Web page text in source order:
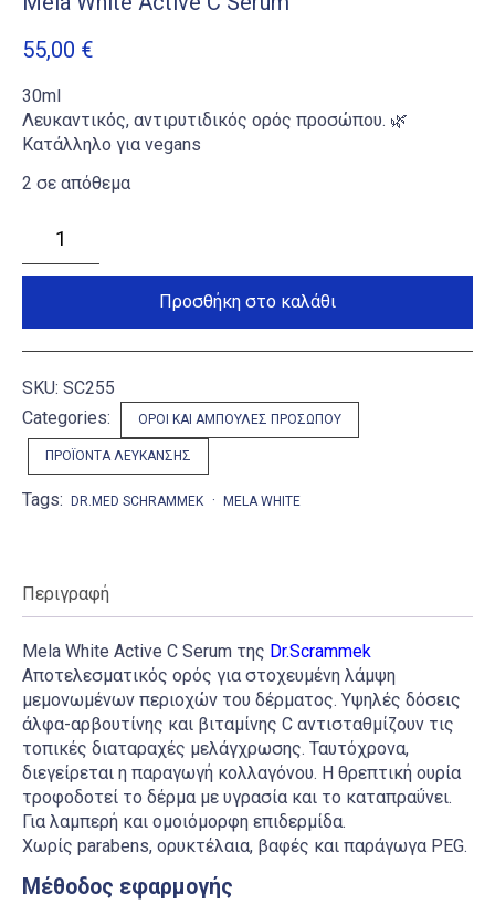
55,00 €
30ml
Λευκαντικός, αντιρυτιδικός ορός προσώπου. 🌿
Κατάλληλο για vegans
2 σε απόθεμα
C
Προσθήκη στο καλάθι
SKU: SC255
Categories:
ΟΡΟΊ ΚΑΙ ΑΜΠΟΎΛΕΣ ΠΡΟΣΏΠΟΥ
ΠΡΟΪΌΝΤΑ ΛΕΎΚΑΝΣΗΣ
Tags: DR.MED SCHRAMMEK MELA WHITE
Περιγραφή
Mela White Active C Serum της Dr.Scrammek
Αποτελεσματικός ορός για στοχευμένη λάμψη
μεμονωμένων περιοχών του δέρματος. Υψηλές δόσεις
άλφα-αρβουτίνης και βιταμίνης C αντισταθμίζουν τις
τοπικές διαταραχές μελάγχρωσης. Ταυτόχρονα,
διεγείρεται η παραγωγή κολλαγόνου. Η θρεπτική ουρία
τροφοδοτεί το δέρμα με υγρασία και το καταπραΰνει.
Για λαμπερή και ομοιόμορφη επιδερμίδα.
Χωρίς parabens, ορυκτέλαια, βαφές και παράγωγα PEG.
Μέθοδος εφαρμογής